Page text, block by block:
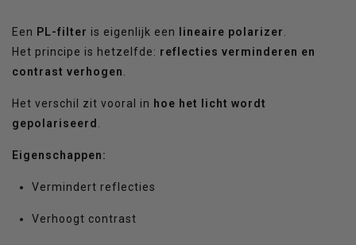
Een PL-filter is eigenlijk een lineaire polarizer
Het principe is hetzelfde: reflecties verminderen en
contrast verhogen
Het verschil zit vooral in hoe het licht wordt
gepolariseerd
Eigenschappen:
Vermindert reflecties
Verhoogt contrast